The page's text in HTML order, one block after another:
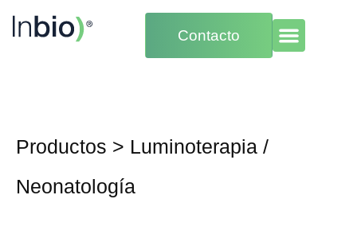
Contacto
Productos > Luminoterapia /
Neonatología